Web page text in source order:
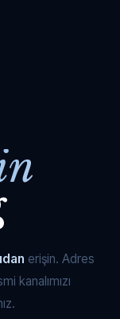
erişin. Adres
kanalımızı